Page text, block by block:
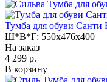
Тумба для обуви
Ш*В*Г: 550x476x400
На заказ
4 299 р.
В корзину